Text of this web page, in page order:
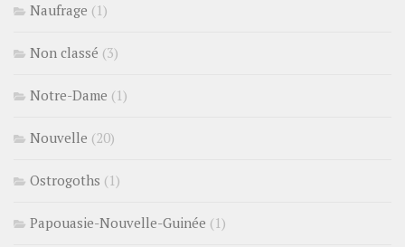
Naufrage (1)
Non classé (3)
Notre-Dame (1)
Nouvelle (20)
Ostrogoths (1)
Papouasie-Nouvelle-Guinée (1)